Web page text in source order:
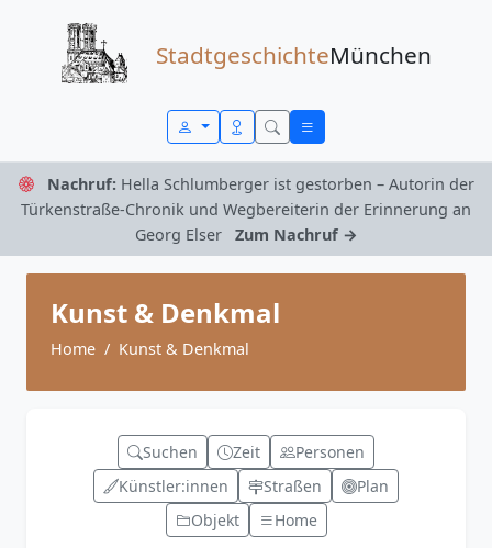
StadtgeschichteMünchen
Nachruf: Hella Schlumberger ist gestorben – Autorin der
Türkenstraße-Chronik und Wegbereiterin der Erinnerung an
Georg Elser
Zum Nachruf →
Kunst & Denkmal
Home Kunst & Denkmal
Suchen Zeit
Personen
Künstler:innen
Straßen
Plan
Objekt
Home